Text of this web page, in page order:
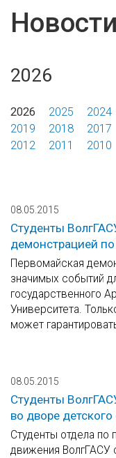
Новости
2026
2026 2025 2024
2019
2018 2017
2012
2011 2010
08.05.2015
Студенты
демонстрацией по
Первомайская
значимых событий
государственного
Университета.
может
08.05.2015
Студенты
во дворе детского
Студенты отдела по
движения ВолгГАСУ